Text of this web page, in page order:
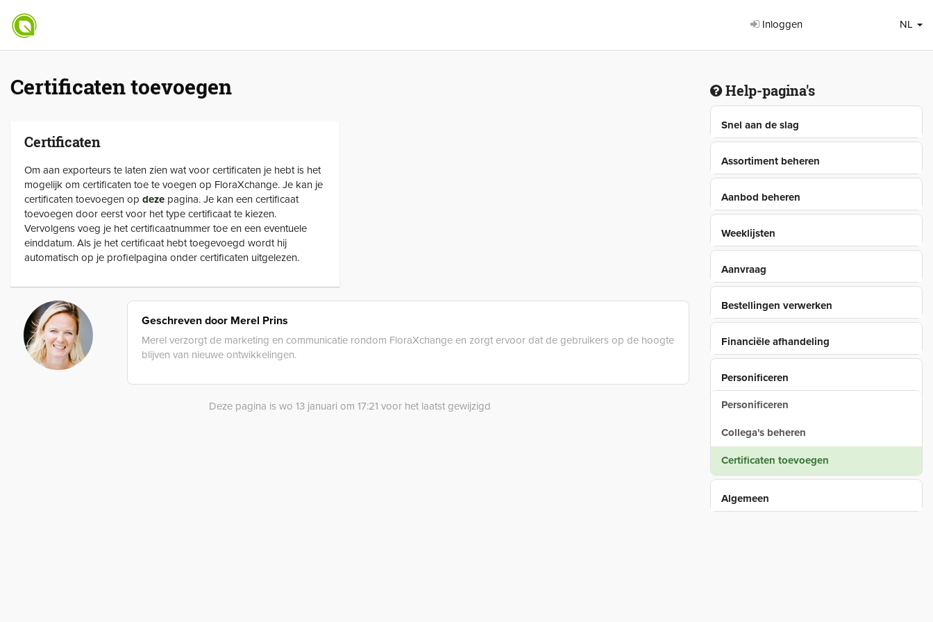
Inloggen NL
Certificaten toevoegen
Certificaten
Om aan exporteurs te laten zien wat voor certificaten je hebt is het
mogelijk om certificaten toe te voegen op FloraXchange. Je kan je
certificaten toevoegen op deze pagina. Je kan een certificaat
toevoegen door eerst voor het type certificaat te kiezen.
Vervolgens voeg je het certificaatnummer toe en een eventuele
einddatum. Als je het certificaat hebt toegevoegd wordt hij
automatisch op je profielpagina onder certificaten uitgelezen.
Geschreven door Merel Prins
Merel verzorgt de marketing en communicatie rondom FloraXchange en zorgt ervoor dat de gebruikers op de hoogte
blijven van nieuwe ontwikkelingen.
Deze pagina is wo 13 januari om 17:21 voor het laatst gewijzigd
Help-pagina's
Snel aan de slag
Assortiment beheren
Aanbod beheren
Weeklijsten
Aanvraag
Bestellingen verwerken
Financiële afhandeling
Personificeren
Personificeren
Collega's beheren
Certificaten toevoegen
Algemeen